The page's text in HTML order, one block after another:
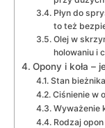
Płyn do
to też
Olej w
holowaniu i
Opony i koła –
Stan
Ciśnienie w
Wyważenie
Rodzaj